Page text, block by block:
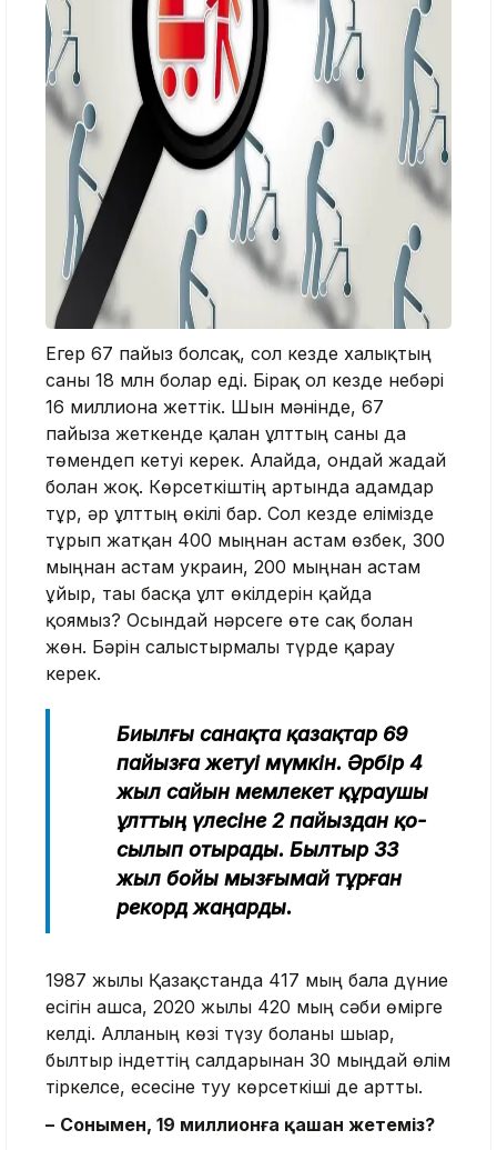
Егер 67 пайыз болсақ, сол кезде халықтың
саны 18 млн болар еді. Бірақ ол кезде небәрі
16 миллионға жеттік. Шын мәнінде, 67
пайызға жеткенде қалған ұлттың саны да
төмендеп кетуі керек. Алайда, ондай жағдай
болған жоқ. Көрсеткіштің артында адамдар
тұр, әр ұлттың өкілі бар. Сол кезде елімізде
тұрып жатқан 400 мыңнан астам өзбек, 300
мыңнан астам украин, 200 мыңнан астам
ұйғыр, тағы басқа ұлт өкілдерін қайда
қоямыз? Осындай нәрсеге өте сақ болған
жөн. Бәрін салыстырмалы түрде қарау
керек.
Биыл­ғы санақта қазақ­тар 69
па­йыз­ға жетуі мүмкін. Әрбір 4
жыл сайын мем­лекет құраушы
ұлттың үлесіне 2 пайыздан қо­
сылып отырады. Былтыр 33
жыл бойы мызғымай тұрған
рекорд жаңарды.
1987 жылы Қазақстанда 417 мың бала дүние
есігін ашса, 2020 жылы 420 мың сәби өмірге
келді. Алланың көзі түзу болғаны шығар,
былтыр індеттің салдарынан 30 мыңдай өлім
тіркелсе, есесіне туу көрсеткіші де артты.
– Сонымен, 19 миллионға қашан жетеміз?